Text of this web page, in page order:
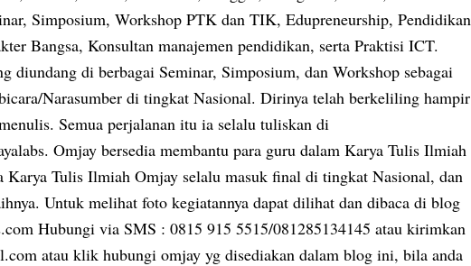
Simposium, Workshop PTK dan TIK, Edupreneurship, Pendidikan
Bangsa, Konsultan manajemen pendidikan, serta Praktisi ICT.
diundang di berbagai Seminar, Simposium, dan Workshop sebagai
Narasumber di tingkat Nasional. Dirinya telah berkeliling hampir
Semua perjalanan itu ia selalu tuliskan di
Omjay bersedia membantu para guru dalam Karya Tulis Ilmiah
Karya Tulis Ilmiah Omjay selalu masuk final di tingkat Nasional, dan
Untuk melihat foto kegiatannya dapat dilihat dan dibaca di blog
Hubungi via SMS : 0815 915 5515/081285134145 atau kirimkan
atau klik hubungi omjay yg disediakan dalam blog ini, bila anda